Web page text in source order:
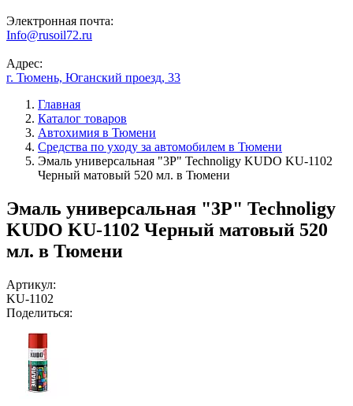
Электронная почта:
Info@rusoil72.ru
Адрес:
г. Тюмень, Юганский проезд, 33
Главная
Каталог товаров
Автохимия в Тюмени
Средства по уходу за автомобилем в Тюмени
Эмаль универсальная "3P" Technoligy KUDO KU-1102
Черный матовый 520 мл. в Тюмени
Эмаль универсальная "3P" Technoligy
KUDO KU-1102 Черный матовый 520
мл. в Тюмени
Артикул:
KU-1102
Поделиться: